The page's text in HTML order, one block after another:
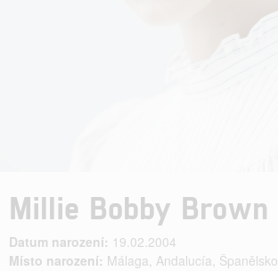
Millie Bobby Brown
Datum narození: 19.02.2004
Místo narození: Málaga, Andalucía, Španělsko